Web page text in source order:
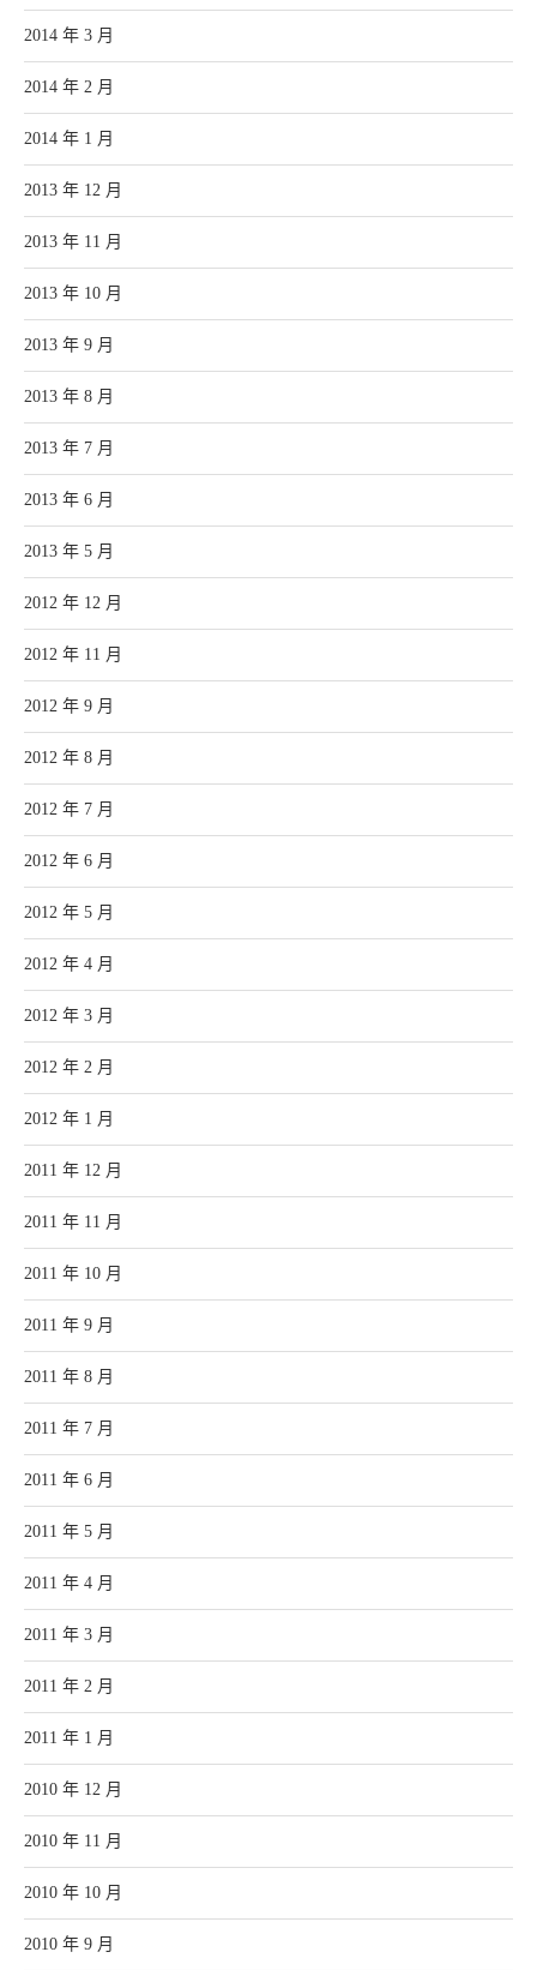
2014 年 3 月
2014 年 2 月
2014 年 1 月
2013 年 12 月
2013 年 11 月
2013 年 10 月
2013 年 9 月
2013 年 8 月
2013 年 7 月
2013 年 6 月
2013 年 5 月
2012 年 12 月
2012 年 11 月
2012 年 9 月
2012 年 8 月
2012 年 7 月
2012 年 6 月
2012 年 5 月
2012 年 4 月
2012 年 3 月
2012 年 2 月
2012 年 1 月
2011 年 12 月
2011 年 11 月
2011 年 10 月
2011 年 9 月
2011 年 8 月
2011 年 7 月
2011 年 6 月
2011 年 5 月
2011 年 4 月
2011 年 3 月
2011 年 2 月
2011 年 1 月
2010 年 12 月
2010 年 11 月
2010 年 10 月
2010 年 9 月